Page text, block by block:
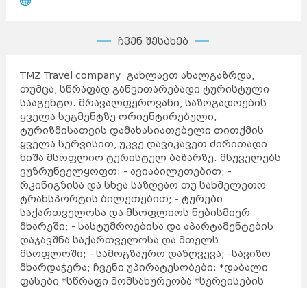
ჩვენ შესახებ
TMZ Travel company გახლავთ ახალგაზრდა,
თუმცა, სწრაფად განვითარებადი ტურისტული
სააგენტო. მრავალფეროვანი, საზოგადოების
ყველა სეგმენტზე ორიენტირებული,
ტურიზმისათვის დამახასიათებელი თითქმის
ყველა სერვისით, უკვე დავიკავეთ ძირითადი
ნიშა მსოფლიო ტურისტულ ბაზარზე. მსუველებს
ვუზრუნველყოფთ: - ავიაბილეთებით; -
რკინიგზისა და სხვა საზღვაო თუ სახმელეთო
ტრანსპორტის ბილეთებით; - ტურები
საქართველოსა და მსოფლიოს ნებისმიერ
მხარეში; - სასტუმროებისა და აპარტამენტების
დაჯავშნა საქართველოსა და მთელს
მსოფლოში; - სამოგზაურო დაზღვევა; -სავიზო
მხარდაჭერა; ჩვენი უპირატესობები: *დაბალი
ფასები *სწრაფი მომსახურეობა *სერვისების